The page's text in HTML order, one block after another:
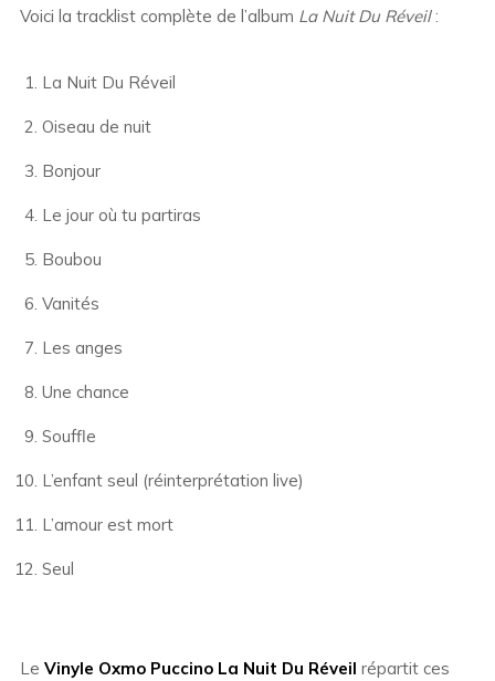
Voici la tracklist complète de l’album La Nuit Du Réveil:
La Nuit Du Réveil
Oiseau de nuit
Bonjour
Le jour où tu partiras
Boubou
Vanités
Les anges
Une chance
Souffle
L’enfant seul (réinterprétation live)
L’amour est mort
Seul
Le Vinyle Oxmo Puccino La Nuit Du Réveil répartit ces